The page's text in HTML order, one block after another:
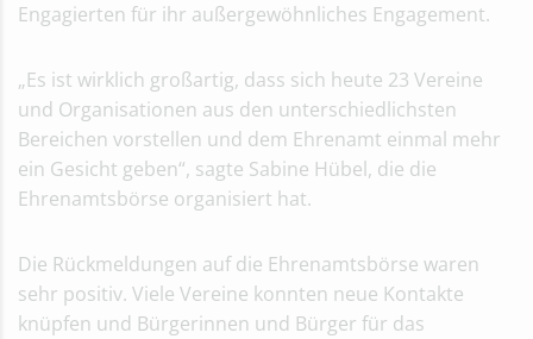
Engagierten für ihr außergewöhnliches Engagement.
„Es ist wirklich großartig, dass sich heute 23 Vereine
und Organisationen aus den unterschiedlichsten
Bereichen vorstellen und dem Ehrenamt einmal mehr
ein Gesicht geben“, sagte Sabine Hübel, die die
Ehrenamtsbörse organisiert hat.
Die Rückmeldungen auf die Ehrenamtsbörse waren
sehr positiv. Viele Vereine konnten neue Kontakte
knüpfen und Bürgerinnen und Bürger für das